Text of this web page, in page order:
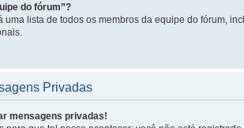
do fórum”?
uma lista de todos os membros da equipe do fórum,
Privadas
mensagens privadas!